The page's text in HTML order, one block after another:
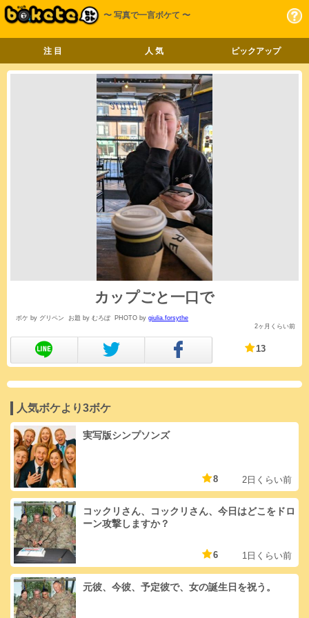
〜 写真で一言ボケて 〜
注 目 人 気 ピックアップ
カップごと一口で
ボケ by グリペン お題 by むろぼ PHOTO by giulia.forsythe
2ヶ月くらい前
13
人気ボケより3ボケ
実写版シンプソンズ
8 2日くらい前
コックリさん、コックリさん、今日はどこをドロ
ーン攻撃しますか？
6 1日くらい前
元彼、今彼、予定彼で、女の誕生日を祝う。